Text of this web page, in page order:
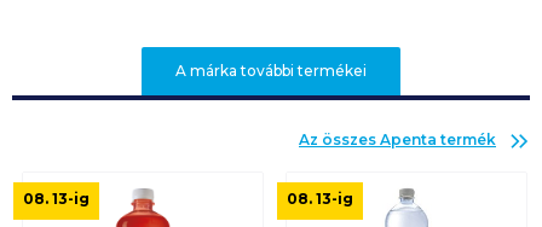
A márka további termékei
Az összes Apenta termék
08. 13-ig 08. 13-ig